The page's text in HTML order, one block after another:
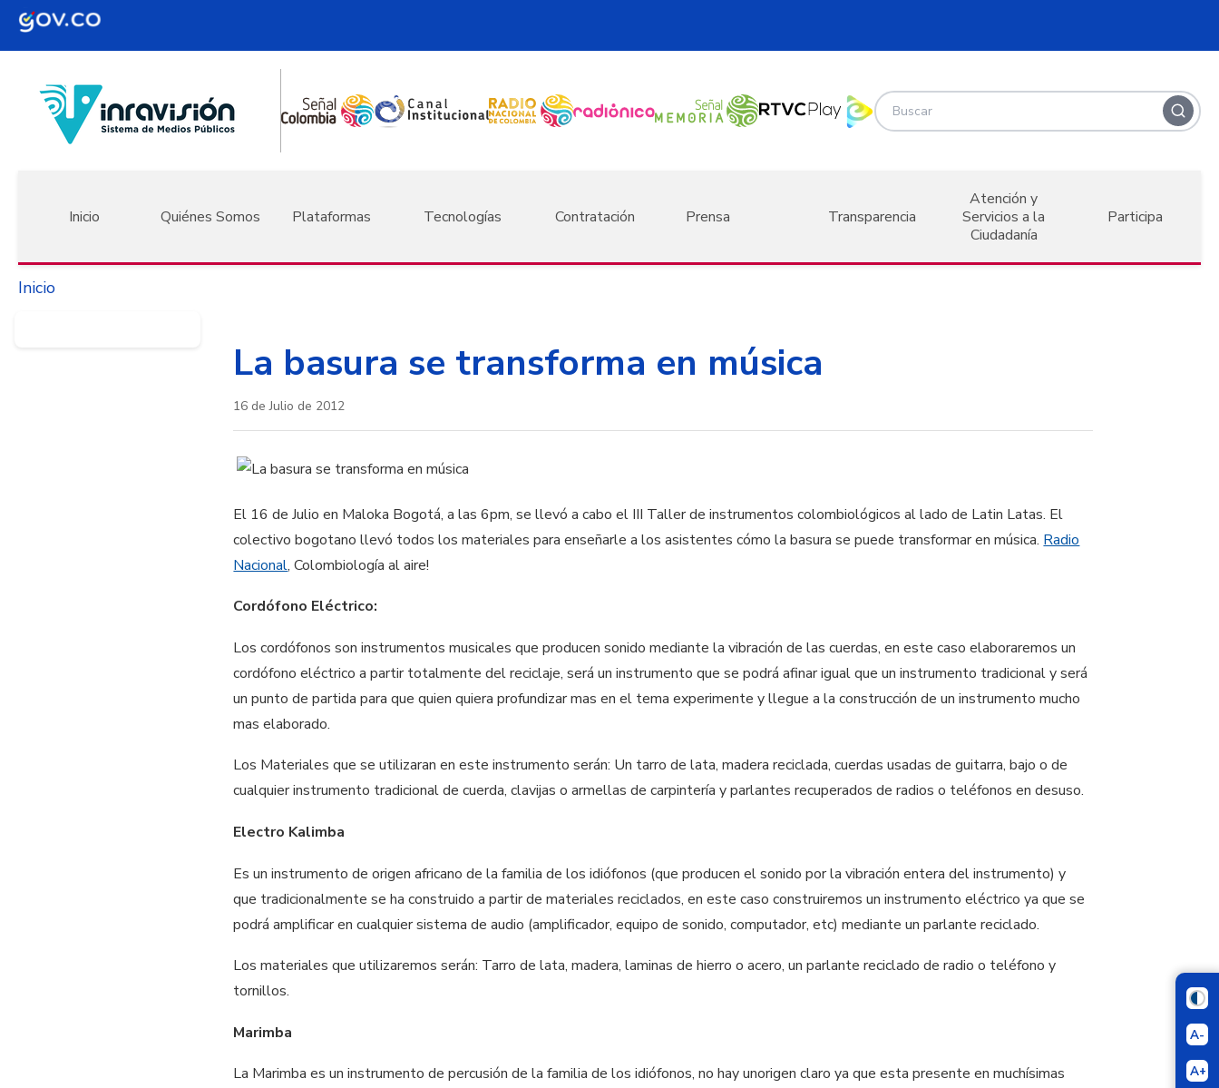
Pasar al contenido principal
Inicio Quiénes Somos Plataformas Tecnologías Contratación Prensa Transparencia
Atención y
Servicios a la
Ciudadanía
Participa
A-
A+
Inicio
La basura se transforma en música
16 de Julio de 2012
El 16 de Julio en Maloka Bogotá, a las 6pm, se llevó a cabo el III Taller de instrumentos colombiológicos al lado de Latin Latas. El
colectivo bogotano llevó todos los materiales para enseñarle a los asistentes cómo la basura se puede transformar en música. Radio
Nacional, Colombiología al aire!
Cordófono Eléctrico:
Los cordófonos son instrumentos musicales que producen sonido mediante la vibración de las cuerdas, en este caso elaboraremos un
cordófono eléctrico a partir totalmente del reciclaje, será un instrumento que se podrá afinar igual que un instrumento tradicional y será
un punto de partida para que quien quiera profundizar mas en el tema experimente y llegue a la construcción de un instrumento mucho
mas elaborado.
Los Materiales que se utilizaran en este instrumento serán: Un tarro de lata, madera reciclada, cuerdas usadas de guitarra, bajo o de
cualquier instrumento tradicional de cuerda, clavijas o armellas de carpintería y parlantes recuperados de radios o teléfonos en desuso.
Electro Kalimba
Es un instrumento de origen africano de la familia de los idiófonos (que producen el sonido por la vibración entera del instrumento) y
que tradicionalmente se ha construido a partir de materiales reciclados, en este caso construiremos un instrumento eléctrico ya que se
podrá amplificar en cualquier sistema de audio (amplificador, equipo de sonido, computador, etc) mediante un parlante reciclado.
Los materiales que utilizaremos serán: Tarro de lata, madera, laminas de hierro o acero, un parlante reciclado de radio o teléfono y
tornillos.
Marimba
La Marimba es un instrumento de percusión de la familia de los idiófonos, no hay unorigen claro ya que esta presente en muchísimas